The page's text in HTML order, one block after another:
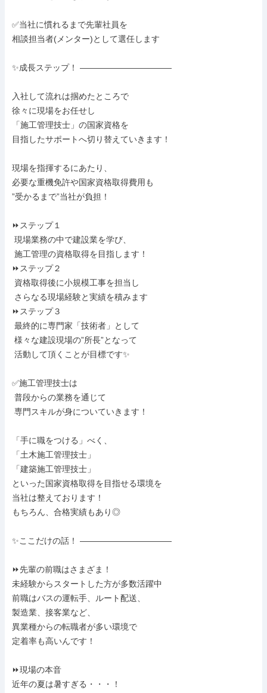
✅当社に慣れるまで先輩社員を
相談担当者(メンター)として選任します
✨成長ステップ！ ―――――――――――
入社して流れは掴めたところで
徐々に現場をお任せし
「施工管理技士」の国家資格を
目指したサポートへ切り替えていきます！
現場を指揮するにあたり、
必要な重機免許や国家資格取得費用も
”受かるまで”当社が負担！
⏩ステップ１
⏩ステップ２
⏩ステップ３
✅施工管理技士は
「手に職をつける」べく、
「土木施工管理技士」
「建築施工管理技士」
といった国家資格取得を目指せる環境を
当社は整えております！
もちろん、合格実績もあり◎
✨ここだけの話！ ―――――――――――
⏩先輩の前職はさまざま！
未経験からスタートした方が多数活躍中
前職はバスの運転手、ルート配送、
製造業、接客業など、
異業種からの転職者が多い環境で
定着率も高いんです！
⏩現場の本音
近年の夏は暑すぎる・・・！